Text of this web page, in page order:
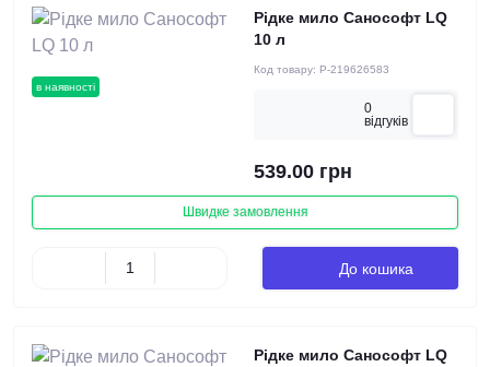
в наявності
Рідке мило Санософт LQ
10 л
Код товару: P-219626583
0
вiдгукiв
539.00 грн
Швидке замовлення
До кошика
Рідке мило Санософт LQ